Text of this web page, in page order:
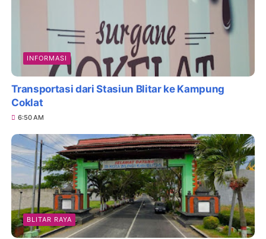
INFORMASI
Transportasi dari Stasiun Blitar ke Kampung
Coklat
6:50 AM
BLITAR RAYA